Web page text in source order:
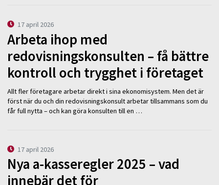
17 april 2026
Arbeta ihop med
redovisningskonsulten – få bättre
kontroll och trygghet i företaget
Allt fler företagare arbetar direkt i sina ekonomisystem. Men det är
först när du och din redovisningskonsult arbetar tillsammans som du
får full nytta – och kan göra konsulten till en …
17 april 2026
Nya a-kasseregler 2025 – vad
innebär det för